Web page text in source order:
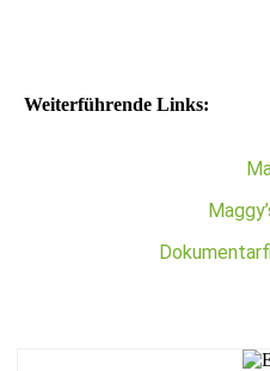
Weiterführende Links: